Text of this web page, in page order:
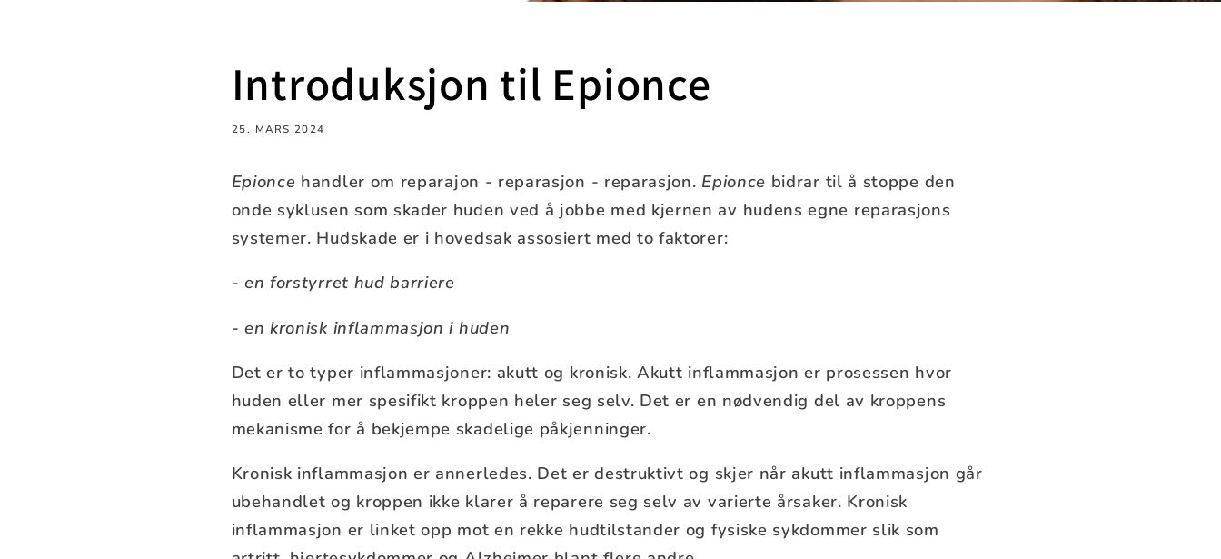
Introduksjon til Epionce
25. MARS 2024
Epionce handler om reparajon - reparasjon - reparasjon. Epionce bidrar til å stoppe den
onde syklusen som skader huden ved å jobbe med kjernen av hudens egne reparasjons
systemer. Hudskade er i hovedsak assosiert med to faktorer:
- en forstyrret hud barriere
- en kronisk inflammasjon i huden
Det er to typer inflammasjoner: akutt og kronisk. Akutt inflammasjon er prosessen hvor
huden eller mer spesifikt kroppen heler seg selv. Det er en nødvendig del av kroppens
mekanisme for å bekjempe skadelige påkjenninger.
Kronisk inflammasjon er annerledes. Det er destruktivt og skjer når akutt inflammasjon går
ubehandlet og kroppen ikke klarer å reparere seg selv av varierte årsaker. Kronisk
inflammasjon er linket opp mot en rekke hudtilstander og fysiske sykdommer slik som